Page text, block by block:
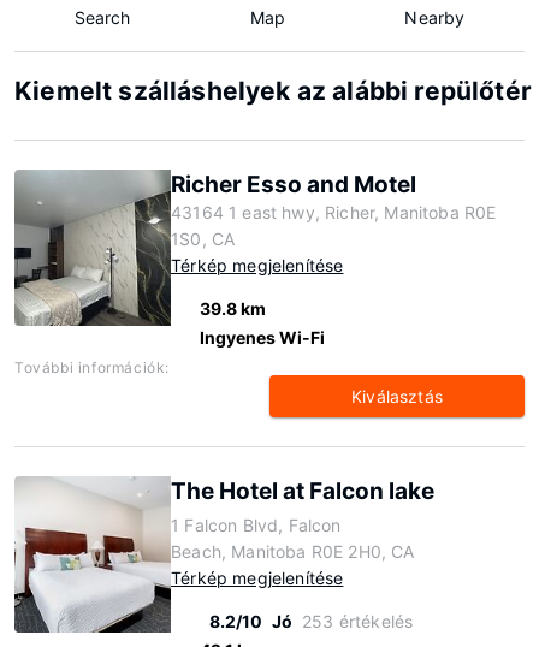
Search Map Nearby
Kiemelt szálláshelyek az alábbi
Richer Esso and Motel
43164 1 east hwy, Richer, Manitoba R0E
1S0, CA
Térkép megjelenítése
39.8 km
Ingyenes Wi-Fi
További információk:
Kiválasztás
The Hotel at Falcon lake
1 Falcon Blvd, Falcon
Beach, Manitoba R0E 2H0, CA
Térkép megjelenítése
8.2/10 Jó 253 értékelés